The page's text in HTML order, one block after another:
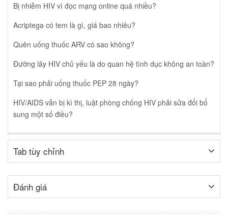
Bị nhiễm HIV vì đọc mạng online quá nhiều?
Acriptega có tem là gì, giá bao nhiêu?
Quên uống thuốc ARV có sao không?
Đường lây HIV chủ yếu là do quan hệ tình dục không an toàn?
Tại sao phải uống thuốc PEP 28 ngày?
HIV/AIDS vẫn bị kì thị, luật phòng chống HIV phải sửa đổi bổ
sung một số điều?
Tab tùy chỉnh
Đánh giá